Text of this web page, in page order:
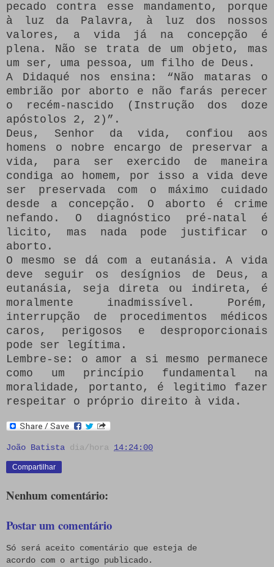
pecado contra esse mandamento, porque
à luz da Palavra, à luz dos nossos
valores, a vida já na concepção é
plena. Não se trata de um objeto, mas
um ser, uma pessoa, um filho de Deus.
A Didaqué nos ensina: “Não mataras o
embrião por aborto e não farás perecer
o recém-nascido (Instrução dos doze
apóstolos 2, 2)”.
Deus, Senhor da vida, confiou aos
homens o nobre encargo de preservar a
vida, para ser exercido de maneira
condiga ao homem, por isso a vida deve
ser preservada com o máximo cuidado
desde a concepção. O aborto é crime
nefando. O diagnóstico pré-natal é
licito, mas nada pode justificar o
aborto.
O mesmo se dá com a eutanásia. A vida
deve seguir os desígnios de Deus, a
eutanásia, seja direta ou indireta, é
moralmente inadmissível. Porém,
interrupção de procedimentos médicos
caros, perigosos e desproporcionais
pode ser legítima.
Lembre-se: o amor a si mesmo permanece
como um princípio fundamental na
moralidade, portanto, é legitimo fazer
respeitar o próprio direito à vida.
João Batista dia/hora 14:24:00
Compartilhar
Nenhum comentário:
Postar um comentário
Só será aceito comentário que esteja de
acordo com o artigo publicado.